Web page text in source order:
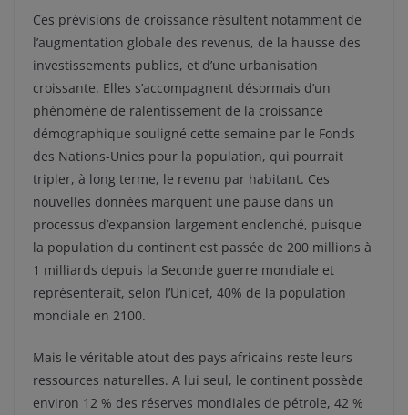
Ces prévisions de croissance résultent notamment de
l’augmentation globale des revenus, de la hausse des
investissements publics, et d’une urbanisation
croissante. Elles s’accompagnent désormais d’un
phénomène de ralentissement de la croissance
démographique souligné cette semaine par le Fonds
des Nations-Unies pour la population, qui pourrait
tripler, à long terme, le revenu par habitant. Ces
nouvelles données marquent une pause dans un
processus d’expansion largement enclenché, puisque
la population du continent est passée de 200 millions à
1 milliards depuis la Seconde guerre mondiale et
représenterait, selon l’Unicef, 40% de la population
mondiale en 2100.
Mais le véritable atout des pays africains reste leurs
ressources naturelles. A lui seul, le continent possède
environ 12 % des réserves mondiales de pétrole, 42 %